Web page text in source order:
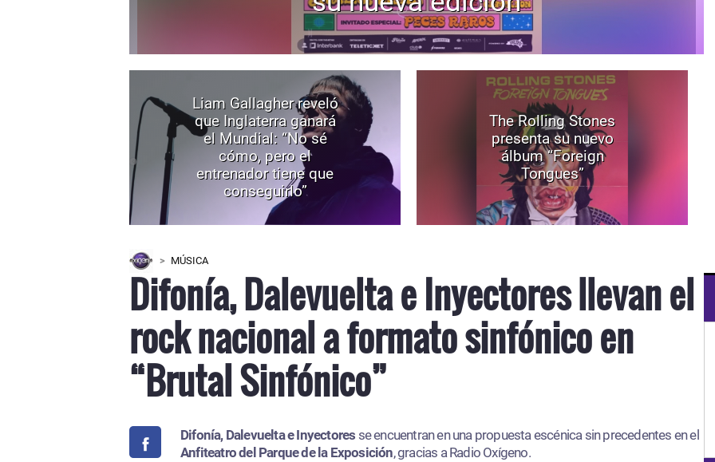
Liam Gallagher reveló
que Inglaterra ganará
el Mundial: “No sé
cómo, pero el
entrenador tiene que
conseguirlo”
The Rolling Stones
presenta su nuevo
álbum “Foreign
Tongues”
MÚSICA
Difonía, Dalevuelta e Inyectores llevan el
rock nacional a formato sinfónico en
“Brutal Sinfónico”
Difonía, Dalevuelta e Inyectores se encuentran en una propuesta escénica sin precedentes en el
Anfiteatro del Parque de la Exposición, gracias a Radio Oxígeno.